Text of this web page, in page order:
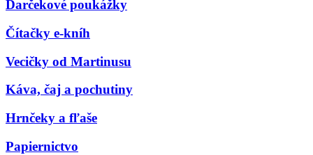
Darčekové poukážky
Čítačky e-kníh
Vecičky od Martinusu
Káva, čaj a pochutiny
Hrnčeky a fľaše
Papiernictvo